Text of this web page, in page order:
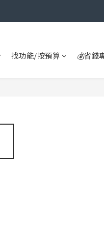
找功能/按預算 💰省錢